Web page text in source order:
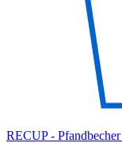
RECUP - Pfandbecher